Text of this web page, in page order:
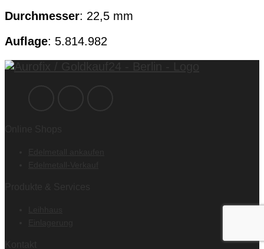
Durchmesser: 22,5 mm
Auflage: 5.814.982